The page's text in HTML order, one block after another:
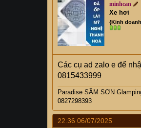
minhcan
Xe hơi
{Kinh
Các cụ ad zalo e để
0815433999
Paradise SẦM SƠN
0827298393
22:36 06/07/2025